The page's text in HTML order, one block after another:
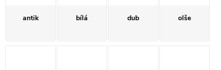
antik bílá dub olše